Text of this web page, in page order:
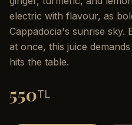
electric with flavour, as
Cappadocia's sunrise sky.
at once, this juice
hits the table.
550TL